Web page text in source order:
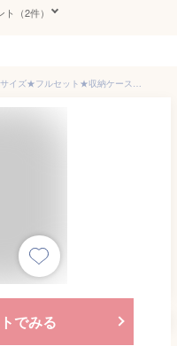
（2件）
★CHANODUG OUTDOOR★焚火台★Mサイズ★フルセット★収納ケース付★BBQコンロ★折り畳み焚き火台★バーベキューコンロ★ポータブル焚き火台セット★ポータブルコンロ★
でみる